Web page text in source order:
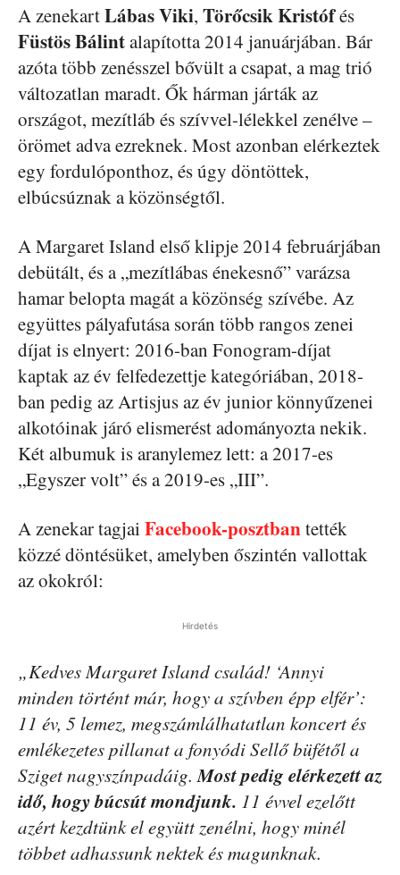
A zenekartLábas Viki, Törőcsik Kristófés
Füstös Bálintalapította 2014 januárjában. Bár
azóta több zenésszel bővült a csapat, a mag trió
változatlan maradt. Ők hárman járták az
országot, mezítláb és szívvel-lélekkel zenélve –
örömet adva ezreknek. Most azonban elérkeztek
egy fordulóponthoz, és úgy döntöttek,
elbúcsúznak a közönségtől.
A Margaret Island első klipje 2014 februárjában
debütált, és a „mezítlábas énekesnő” varázsa
hamar belopta magát a közönség szívébe. Az
együttes pályafutása során több rangos zenei
díjat is elnyert: 2016-ban Fonogram-díjat
kaptak az év felfedezettje kategóriában, 2018-
ban pedig az Artisjus az év junior könnyűzenei
alkotóinak járó elismerést adományozta nekik.
Két albumuk is aranylemez lett: a 2017-es
„Egyszer volt” és a 2019-es „III”.
A zenekar tagjai Facebook-posztbantették
közzé döntésüket, amelyben őszintén vallottak
az okokról:
Hirdetés
„Kedves Margaret Island család! ‘Annyi
minden történt már, hogy a szívben épp elfér’:
11 év, 5 lemez, megszámlálhatatlan koncert és
emlékezetes pillanat a fonyódi Sellő büfétől a
Sziget nagyszínpadáig.Most pedig elérkezett az
idő, hogy búcsút mondjunk. 11 évvel ezelőtt
azért kezdtünk el együtt zenélni, hogy minél
többet adhassunk nektek és magunknak.